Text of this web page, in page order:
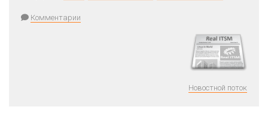
Комментарии
Новостной поток